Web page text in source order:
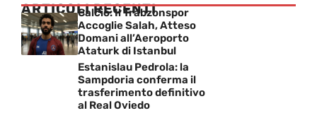
ARTICOLI RECENTI
Calcio: Il Trabzonspor
Accoglie Salah, Atteso
Domani all’Aeroporto
Ataturk di Istanbul
Estanislau Pedrola: la
Sampdoria conferma il
trasferimento definitivo
al Real Oviedo